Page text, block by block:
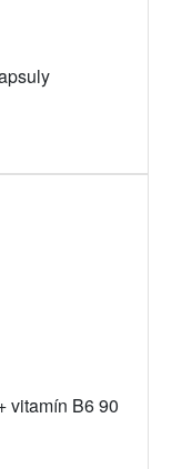
vitamín B6 90